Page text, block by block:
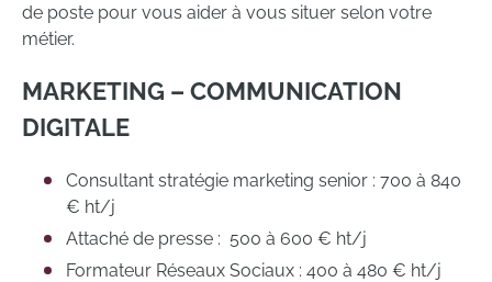
de poste pour vous aider à vous situer selon votre
métier.
MARKETING – COMMUNICATION
DIGITALE
Consultant stratégie marketing senior : 700 à 840
€ ht/j
Attaché de presse : 500 à 600 € ht/j
Formateur Réseaux Sociaux : 400 à 480 € ht/j